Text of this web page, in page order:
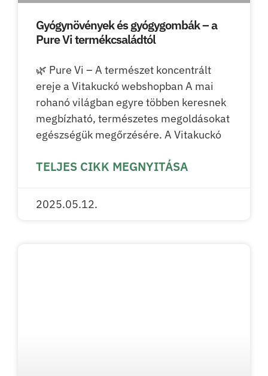
Gyógynövények és gyógygombák – a
Pure Vi termékcsaládtól
🌿 Pure Vi – A természet koncentrált
ereje a Vitakuckó webshopban A mai
rohanó világban egyre többen keresnek
megbízható, természetes megoldásokat
egészségük megőrzésére. A Vitakuckó
TELJES CIKK MEGNYITÁSA
2025.05.12.